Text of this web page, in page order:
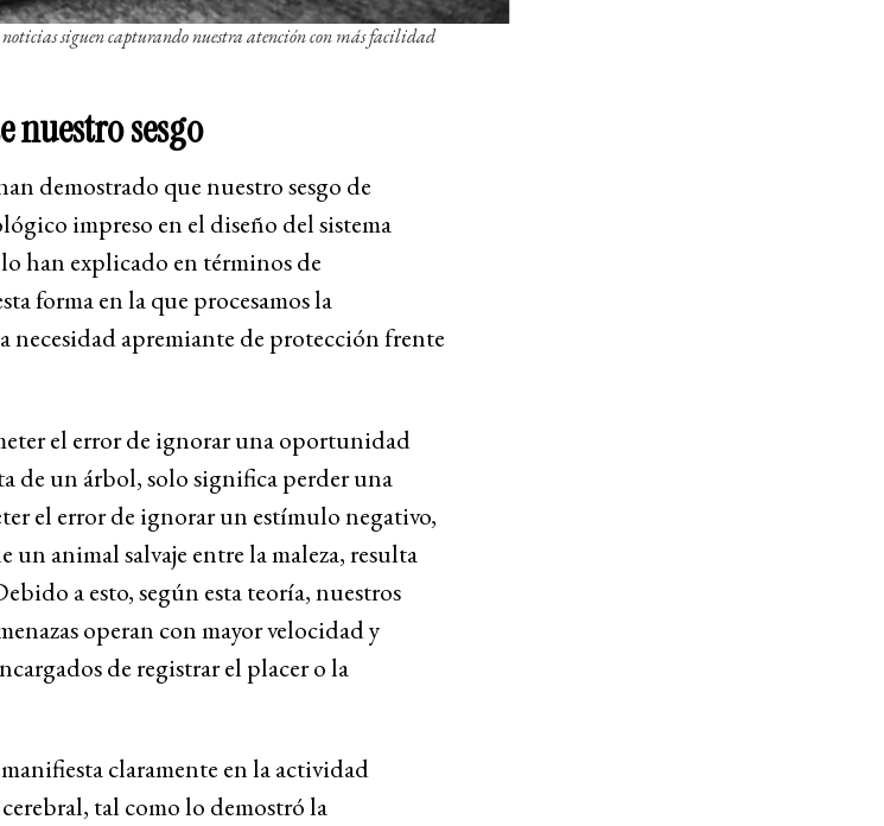
siguen capturando nuestra atención con más facilidad
nuestro sesgo
demostrado que nuestro sesgo de
impreso en el diseño del sistema
han explicado en términos de
forma en la que procesamos la
necesidad apremiante de protección frente
el error de ignorar una oportunidad
de un árbol, solo significa perder una
el error de ignorar un estímulo negativo,
animal salvaje entre la maleza, resulta
a esto, según esta teoría, nuestros
operan con mayor velocidad y
de registrar el placer o la
claramente en la actividad
tal como lo demostró la